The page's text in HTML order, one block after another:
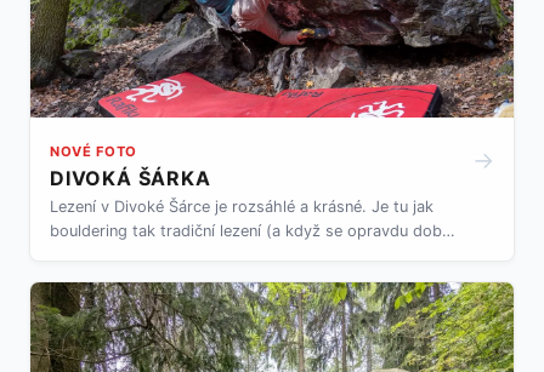
NOVÉ FOTO
DIVOKÁ ŠÁRKA
Lezení v Divoké Šárce je rozsáhlé a krásné. Je tu jak
bouldering tak tradiční lezení (a když se opravdu dobře
této spletici skal a kamenů vyznat. Co si vzít, kam jít
lézt, které sektory jsou nejlepší pro začátečníky? Dejte
tomu chvilku, sedněte si k tomuhle rychlému počtení a
brzo to budete vědět. Připravili jsme si pro vás další
→